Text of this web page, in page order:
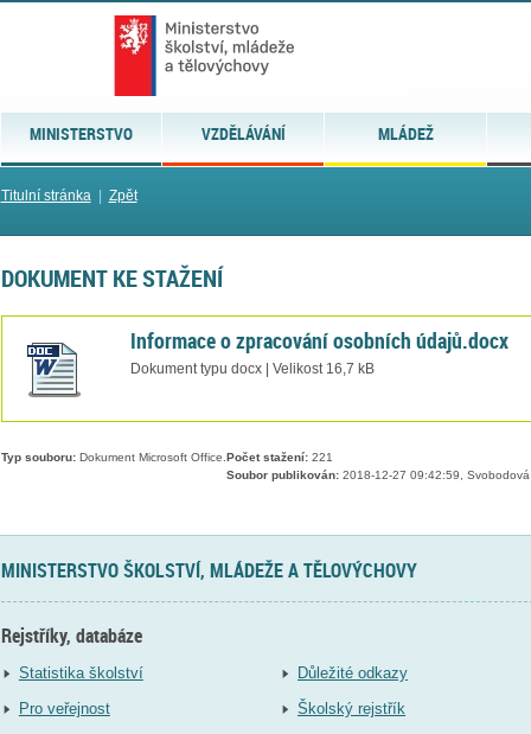
MINISTERSTVO VZDĚLÁVÁNÍ MLÁDEŽ
Titulní stránka| Zpět
DOKUMENT KE STAŽENÍ
Informace o zpracování osobních údajů.docx
Dokument typu docx | Velikost 16,7 kB
Typ souboru:Dokument Microsoft Office. Počet stažení:221
Soubor publikován:2018-12-27 09:42:59, Svobodová
MINISTERSTVO ŠKOLSTVÍ, MLÁDEŽE A TĚLOVÝCHOVY
Rejstříky, databáze
Statistika školství
Pro veřejnost
Důležité odkazy
Školský rejstřík